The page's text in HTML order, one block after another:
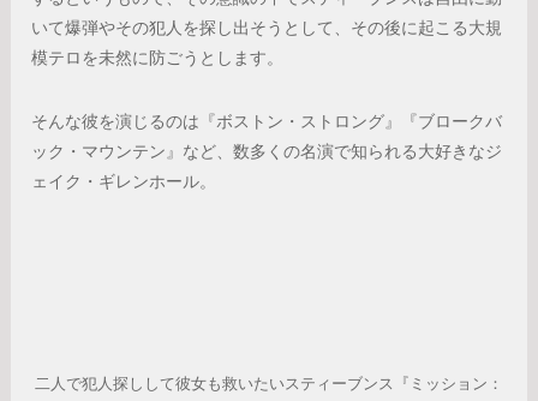
いて爆弾やその犯人を探し出そうとして、その後に起こる大規
模テロを未然に防ごうとします。
そんな彼を演じるのは『ボストン・ストロング』『ブロークバ
ック・マウンテン』など、数多くの名演で知られる大好きなジ
ェイク・ギレンホール。
二人で犯人探しして彼女も救いたいスティーブンス『ミッション：